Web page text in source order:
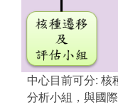
中心目前可分: 核
分析小組，與國際